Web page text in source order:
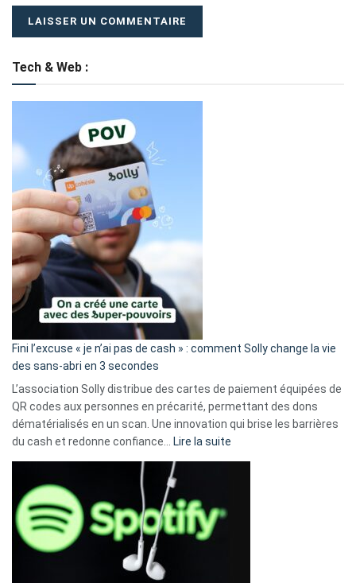
Tech & Web :
Fini l’excuse « je n’ai pas de cash » : comment Solly change la vie
des sans-abri en 3 secondes
L’association Solly distribue des cartes de paiement équipées de
QR codes aux personnes en précarité, permettant des dons
dématérialisés en un scan. Une innovation qui brise les barrières
du cash et redonne confiance…
Lire la suite